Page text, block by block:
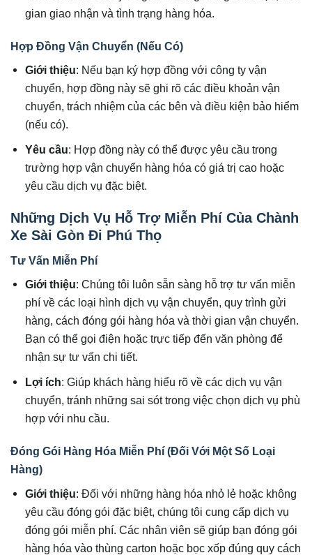
gian giao nhận và tình trạng hàng hóa.
Hợp Đồng Vận Chuyển (Nếu Có)
Giới thiệu: Nếu bạn ký hợp đồng với công ty vận
chuyển, hợp đồng này sẽ ghi rõ các điều khoản vận
chuyển, trách nhiệm của các bên và điều kiện bảo hiểm
(nếu có).
Yêu cầu: Hợp đồng này có thể được yêu cầu trong
trường hợp vận chuyển hàng hóa có giá trị cao hoặc
yêu cầu dịch vụ đặc biệt.
Những Dịch Vụ Hỗ Trợ Miễn Phí Của Chành
Xe Sài Gòn Đi Phú Thọ
Tư Vấn Miễn Phí
Giới thiệu: Chúng tôi luôn sẵn sàng hỗ trợ tư vấn miễn
phí về các loại hình dịch vụ vận chuyển, quy trình gửi
hàng, cách đóng gói hàng hóa và thời gian vận chuyển.
Bạn có thể gọi điện hoặc trực tiếp đến văn phòng để
nhận sự tư vấn chi tiết.
Lợi ích: Giúp khách hàng hiểu rõ về các dịch vụ vận
chuyển, tránh những sai sót trong việc chọn dịch vụ phù
hợp với nhu cầu.
Đóng Gói Hàng Hóa Miễn Phí (Đối Với Một Số Loại
Hàng)
Giới thiệu: Đối với những hàng hóa nhỏ lẻ hoặc không
yêu cầu đóng gói đặc biệt, chúng tôi cung cấp dịch vụ
đóng gói miễn phí. Các nhân viên sẽ giúp bạn đóng gói
hàng hóa vào thùng carton hoặc bọc xốp đúng quy cách